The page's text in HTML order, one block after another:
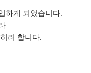
하게 되었습니다.
려 합니다.